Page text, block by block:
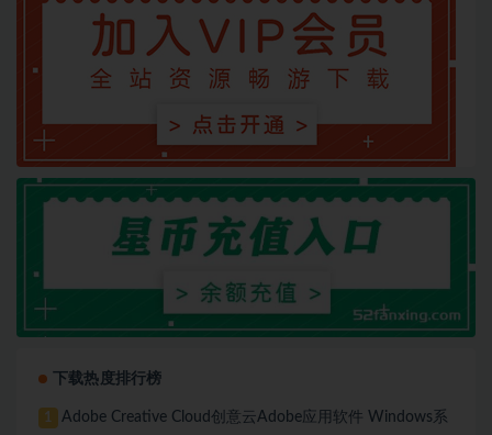
下载热度排行榜
1
Adobe Creative Cloud创意云Adobe应用软件 Windows系